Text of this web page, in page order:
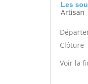
Les
Artisan
Clôture -
Voir la